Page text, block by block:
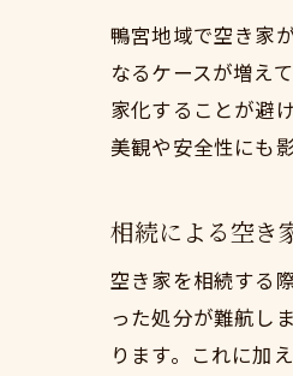
鴨宮地域で空き家
なるケースが増え
家化することが避
美観や安全性にも
相続による空き
空き家を相続する
った処分が難航し
ります。これに加